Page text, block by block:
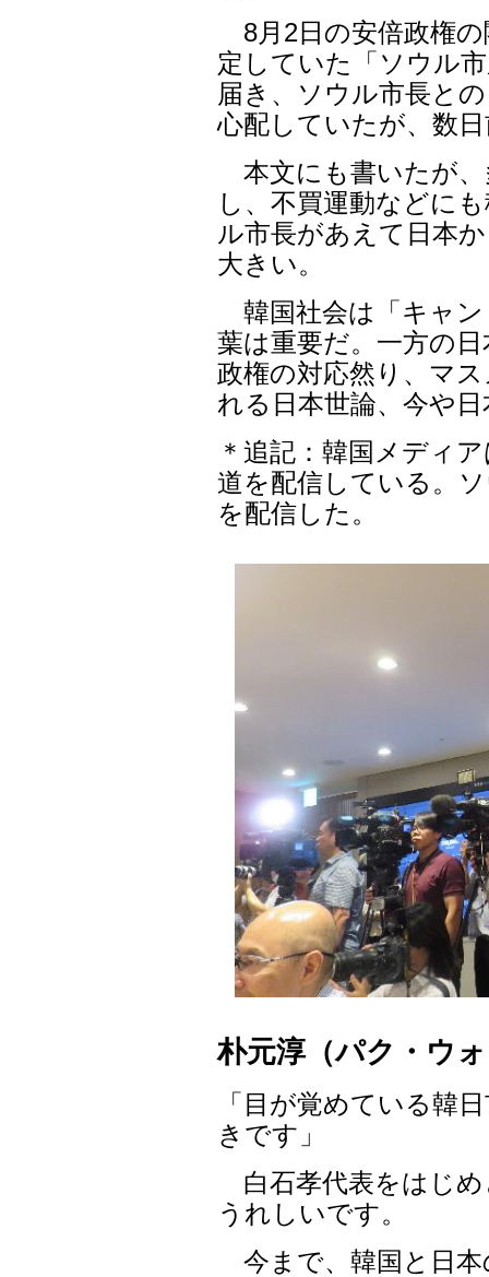
8月2日の安倍政権の
定していた「ソウル
届き、ソウル市長と
心配していたが、数
本文にも書いたが、
し、不買運動などに
ル市長があえて日本
大きい。
韓国社会は「キャン
葉は重要だ。一方の
政権の対応然り、マ
れる日本世論、今や
＊追記：韓国メディ
道を配信している。
を配信した。
朴元淳（パク・ウ
「目が覚めている韓
きです」
白石孝代表をはじめ
うれしいです。
今まで、韓国と日本